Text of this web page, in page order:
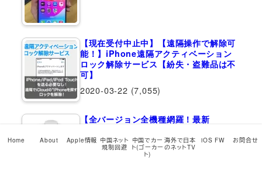
【現在受付中止中】【遠隔操作で解除可
能！】iPhone遠隔アクティベーション
ロック解除サービス【紛失・盗難品は不
可】
2020-03-22 (7,055)
【全バージョン全機種網羅！最新
2026-05-12 (6,925)
Home About Apple情報 中国ネット
規制回避
中国でカー
ト(ゴーカー
ト)
海外で日本
のネットTV
iOS FW お問合せ